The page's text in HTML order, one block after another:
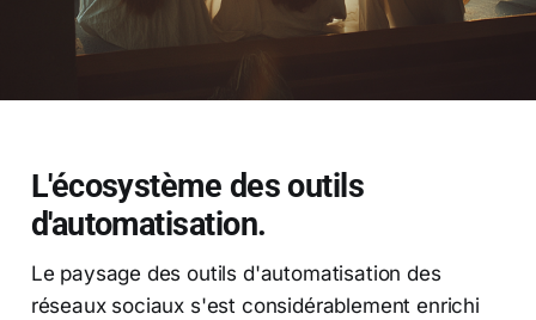
L'écosystème des outils
d'automatisation.
Le paysage des outils d'automatisation des
réseaux sociaux s'est considérablement enrichi